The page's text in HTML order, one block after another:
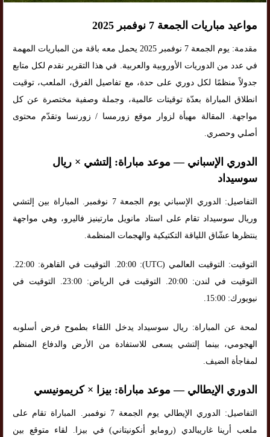
مواعيد مباريات الجمعة 7 نوفمبر 2025
مقدمة: يوم الجمعة 7 نوفمبر 2025 يحمل معه باقة من المباريات المهمة
في عدد من الدوريات الأوروبية والعربية. في هذا التقرير نقدم لكل متابع
جدولاً منظمًا لكل دوري على حدة، مع تفاصيل الفرق، الملعب، توقيت
انطلاق المباراة بعدّة توقيتات عالمية، وجملة وصفية مختصرة عن كل
مواجهة. المقالة مهيأة لزوار موقع زورمسا / زورنسا وتقدّم محتوى
أصلي وحصري.
الدوري الإسباني — موعد مباراة: إلتشي × ريال
سوسيداد
التفاصيل: الدوري الإسباني يوم الجمعة 7 نوفمبر. المباراة بين إلتشي
وريال سوسيداد تقام على استاد مانويل مارتينيز فاليرو، وهي مواجهة
ينتظرها عشّاق اللياقة التكتيكية والهجمات المنظمة.
التوقيت: التوقيت العالمي (UTC): 20:00. التوقيت في القاهرة: 22:00.
التوقيت في لندن: 20:00. التوقيت في الرياض: 23:00. التوقيت في
نيويورك: 15:00.
لمحة عن المباراة: ريال سوسيداد يدخل اللقاء بطموح فرض أسلوبه
الهجومي، بينما إلتشي يسعى للاستفادة من الأرض والدفاع المنظم
لمفاجأة الضيف.
الدوري الإيطالي — موعد مباراة: بيزا × كريمونيسي
التفاصيل: الدوري الإيطالي يوم الجمعة 7 نوفمبر. المباراة تقام على
ملعب أرينا غاريبالدي (رومايو أنكونيتاني) في بيزا. لقاء متوقع بين